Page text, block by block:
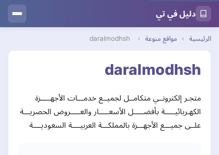
دليل في تي
الرئيسية › مواقع منوعة ›
daralmodhsh
daralmodhsh
متجـر إلكترونــي متكامــل لجميــع خدمـــات الأجهـــــزة
الكهـربائيـــــة بأفضـــــل الأسعـــــار والعـــــروض الحصريـــة
علــى جميـــع الأجهـــزة بالمملكـــة العربيــــة السعوديــــة